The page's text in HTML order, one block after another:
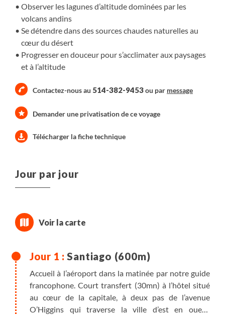
Observer les lagunes d’altitude dominées par les
volcans andins
Se détendre dans des sources chaudes naturelles au
cœur du désert
Progresser en douceur pour s’acclimater aux paysages
et à l’altitude
Contactez-nous au 514-382-9453ou par message
Demander une privatisation de ce voyage
Télécharger la fiche technique
Jour par jour
Santiago (600m)
Accueil à l’aéroport dans la matinée par notre guide
francophone. Court transfert (30mn) à l’hôtel situé
au cœur de la capitale, à deux pas de l’avenue
O’Higgins qui traverse la ville d’est en ouest.